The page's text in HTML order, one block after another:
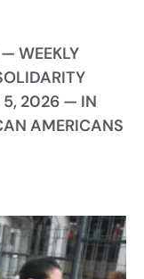
WEEKLY
5, 2026 — IN
AMERICANS